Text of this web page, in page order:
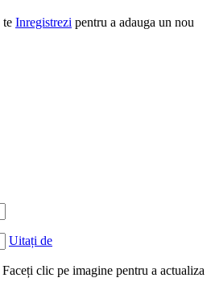
te Inregistrezi pentru a adauga un nou
Uitați de
Faceți clic pe imagine pentru a actualiza